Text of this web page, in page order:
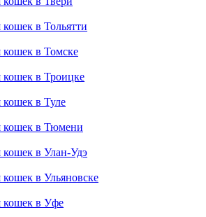
кошек в Тольятти
кошек в Томске
кошек в Троицке
кошек в Туле
кошек в Тюмени
кошек в Улан-Удэ
кошек в Ульяновске
кошек в Уфе